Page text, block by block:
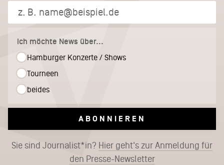
Ich möchte News über...
Hamburger Konzerte / Shows
Tourneen
beides
ABONNIEREN
Sie sind Journalist*in? Hier geht's zur Anmeldung für
den Presse-Newsletter